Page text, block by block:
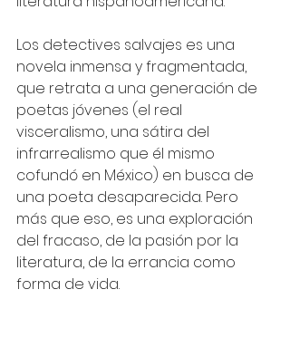
Los detectives salvajes es una
novela inmensa y fragmentada,
que retrata a una generación de
poetas jóvenes (el real
visceralismo, una sátira del
infrarrealismo que él mismo
cofundó en México) en busca de
una poeta desaparecida. Pero
más que eso, es una exploración
del fracaso, de la pasión por la
literatura, de la errancia como
forma de vida.